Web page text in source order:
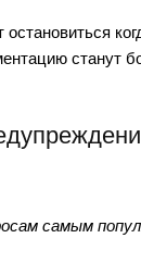
станут
самым